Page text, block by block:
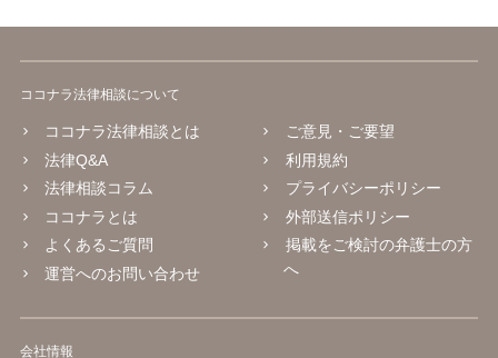
ココナラ法律相談について
ココナラ法律相談とは
法律Q&A
法律相談コラム
ココナラとは
よくあるご質問
運営へのお問い合わせ
ご意見・ご要望
利用規約
プライバシーポリシー
外部送信ポリシー
掲載をご検討の弁護士の方
へ
会社情報